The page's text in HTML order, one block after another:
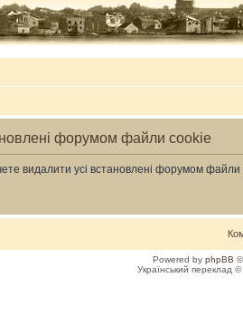
форумом файли cookie
видалити усі встановлені форумом
Powered by phpBB
Український переклад